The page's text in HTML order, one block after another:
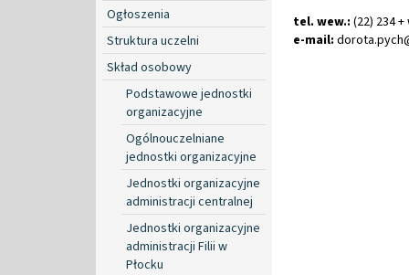
Ogłoszenia
Struktura uczelni
Skład osobowy
Podstawowe jednostki
organizacyjne
Ogólnouczelniane
jednostki organizacyjne
Jednostki organizacyjne
administracji centralnej
Jednostki organizacyjne
administracji Filii w
Płocku
tel. wew.: (22) 234
e-mail: dorota.